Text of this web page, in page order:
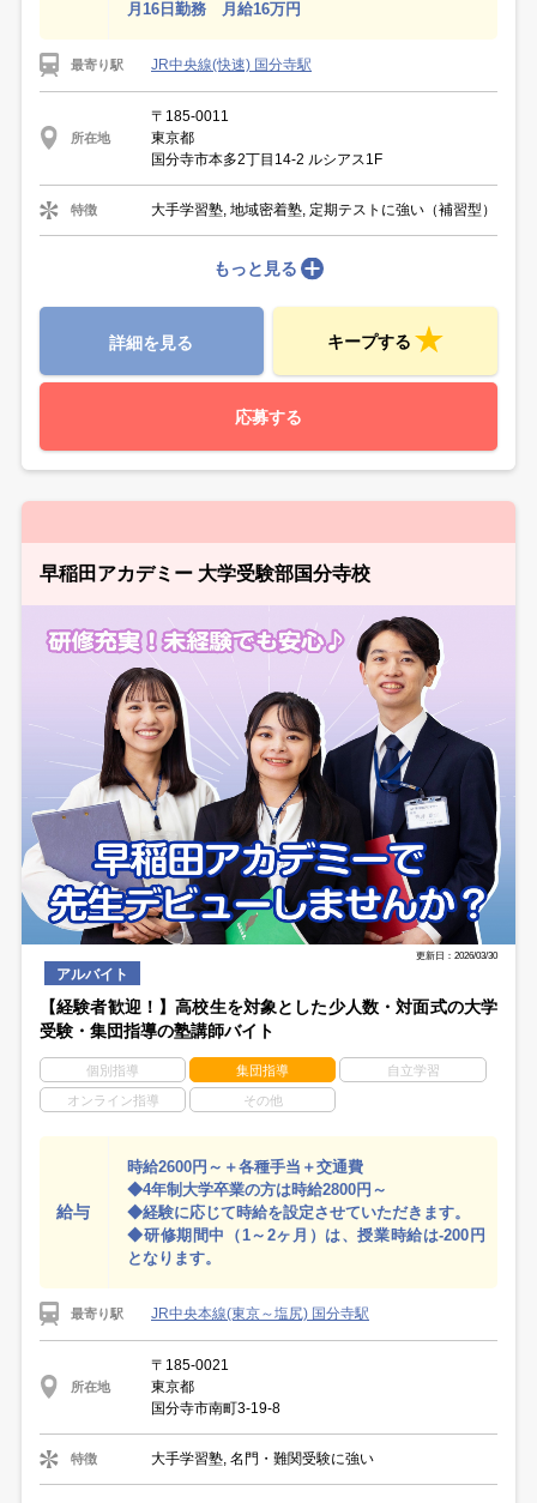
月16日勤務 月給16万円
最寄り駅 JR中央線(快速) 国分寺駅
所在地
〒185-0011
東京都
国分寺市本多2丁目14-2 ルシアス1F
特徴 大手学習塾, 地域密着塾, 定期テストに強い（補習型）
もっと見る
詳細を見る キープする
応募する
早稲田アカデミー 大学受験部国分寺校
更新日：2026/03/30
アルバイト
【経験者歓迎！】高校生を対象とした少人数・対面式の大学
受験・集団指導の塾講師バイト
個別指導 集団指導 自立学習
オンライン指導 その他
給与
時給2600円～＋各種手当＋交通費
◆4年制大学卒業の方は時給2800円～
◆経験に応じて時給を設定させていただきます。
◆研修期間中（1～2ヶ月）は、授業時給は-200円
となります。
最寄り駅 JR中央本線(東京～塩尻) 国分寺駅
所在地
〒185-0021
東京都
国分寺市南町3-19-8
特徴 大手学習塾, 名門・難関受験に強い